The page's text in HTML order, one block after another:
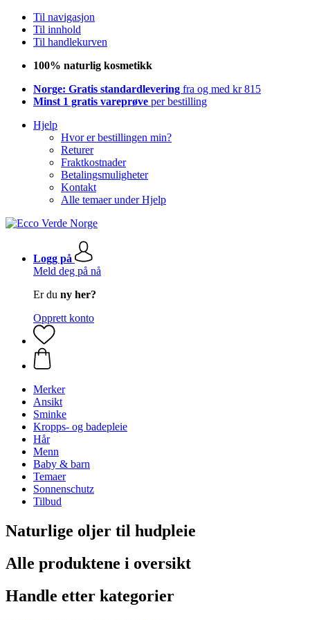
Til navigasjon
Til innhold
Til handlekurven
100% naturlig kosmetikk
Norge: Gratis standardlevering fra og med kr 815
Minst 1 gratis vareprøve per bestilling
Hjelp
Hvor er bestillingen min?
Returer
Fraktkostnader
Betalingsmuligheter
Kontakt
Alle temaer under Hjelp
Logg på
Meld deg på nå
Er du ny her?
Opprett konto
Merker
Ansikt
Sminke
Kropps- og badepleie
Hår
Menn
Baby & barn
Temaer
Sonnenschutz
Tilbud
Naturlige oljer til hudpleie
Alle produktene i oversikt
Handle etter kategorier